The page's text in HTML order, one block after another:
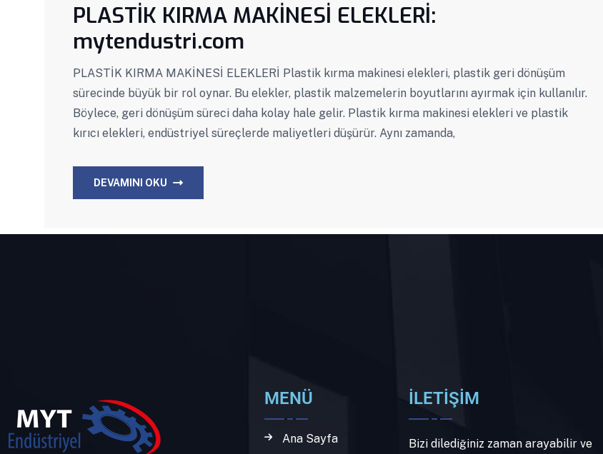
PLASTİK KIRMA MAKİNESİ ELEKLERİ:
mytendustri.com
PLASTİK KIRMA MAKİNESİ ELEKLERİ Plastik kırma makinesi elekleri, plastik geri dönüşüm
sürecinde büyük bir rol oynar. Bu elekler, plastik malzemelerin boyutlarını ayırmak için kullanılır.
Böylece, geri dönüşüm süreci daha kolay hale gelir. Plastik kırma makinesi elekleri ve plastik
kırıcı elekleri, endüstriyel süreçlerde maliyetleri düşürür. Aynı zamanda,
DEVAMINI OKU
MENÜ
Ana Sayfa
İLETİŞİM
Bizi dilediğiniz zaman arayabilir ve